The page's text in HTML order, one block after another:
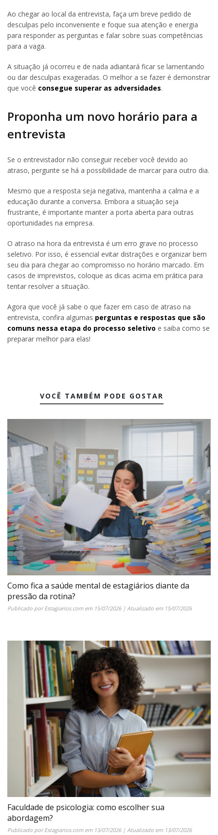
Ao chegar ao local da entrevista, faça um breve pedido de
desculpas pelo inconveniente e foque sua atenção e energia
para responder as perguntas e falar sobre suas competências
para a vaga.
A situação já ocorreu e de nada adiantará ficar se lamentando
ou dar desculpas exageradas. O melhor a se fazer é demonstrar
que você consegue superar as adversidades.
Proponha um novo horário para a
entrevista
Se o entrevistador não conseguir receber você devido ao
atraso, pergunte se há a possibilidade de marcar para outro dia.
Mesmo que a resposta seja negativa, mantenha a calma e a
educação durante a conversa. Embora a situação seja
frustrante, é importante manter a porta aberta para outras
oportunidades na empresa.
O atraso na hora da entrevista é um erro grave no processo
seletivo. Por isso, é essencial evitar distrações e organizar bem
seu dia para chegar ao compromisso no horário marcado. Em
casos de imprevistos, coloque as dicas acima em prática para
tentar resolver a situação.
Agora que você já sabe o que fazer em caso de atraso na
entrevista, confira algumas perguntas e respostas que são
comuns nessa etapa do processo seletivo e saiba como se
preparar melhor para elas!
VOCÊ TAMBÉM PODE GOSTAR
Como fica a saúde mental de estagiários diante da
pressão da rotina?
Publicado porEstagiarios.comem 15/07/2026| Atualizado em 15/07/2026
Faculdade de psicologia: como escolher sua
abordagem?
Publicado porEstagiarios.comem 13/07/2026| Atualizado em 13/07/2026